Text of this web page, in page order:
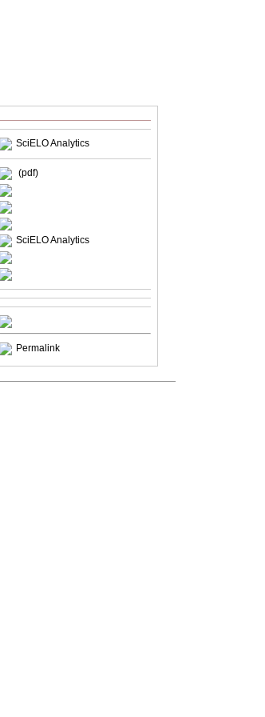
SciELO Analytics
(pdf)
SciELO Analytics
Permalink